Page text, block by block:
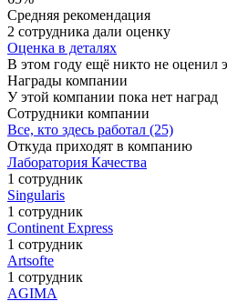
Средняя рекомендация
2 сотрудника дали оценку
Оценка в деталях
В этом году ещё никто не оценил
Награды компании
У этой компании пока нет наград
Сотрудники компании
Все, кто здесь работал (25)
Откуда приходят в компанию
Лаборатория Качества
1 сотрудник
Singularis
1 сотрудник
Continent Express
1 сотрудник
Artsofte
1 сотрудник
AGIMA